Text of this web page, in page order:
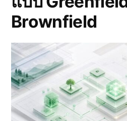
Brownfield